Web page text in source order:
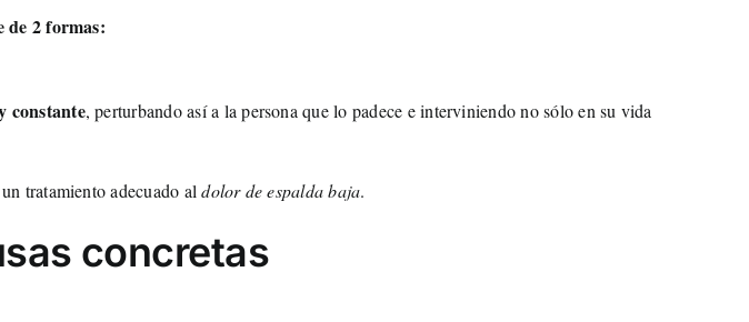
de 2 formas:
constante, perturbando así a la persona que lo padece e interviniendo no sólo en su vida
tratamiento adecuado aldolor de espalda baja.
concretas